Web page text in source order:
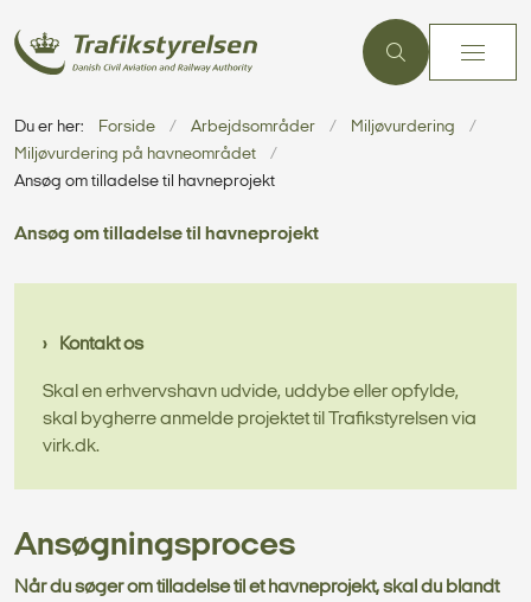
Du er her: Forside Arbejdsområder
Miljøvurdering
Miljøvurdering på havneområdet
Ansøg om tilladelse til havneprojekt
Ansøg om tilladelse til havneprojekt
Kontakt os
Skal en erhvervshavn udvide, uddybe eller opfylde,
skal bygherre anmelde projektet til Trafikstyrelsen via
virk.dk.
Ansøgningsproces
Når du søger om tilladelse til et havneprojekt, skal du blandt